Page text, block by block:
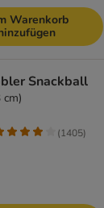
Warenkorb
Snackball
(1405)